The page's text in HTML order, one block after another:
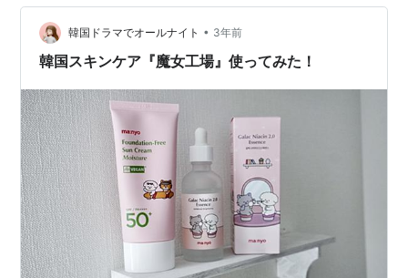
商品 POLAアイゾーンクリーム メラノCC美容液 マニョ
ガラ…韓国ドラマでオールナイト • 3年前
韓国スキンケア『魔女工場』使ってみた！